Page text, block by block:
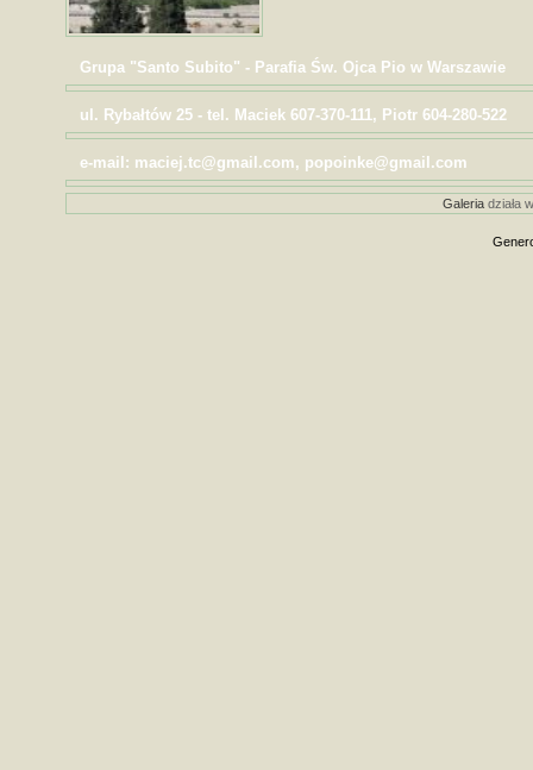
Grupa "Santo Subito" - Parafia Św. Ojca Pio w Warszawie
ul. Rybałtów 25 - tel. Maciek 607-370-111, Piotr 604-280-522
e-mail: maciej.tc@gmail.com, popoinke@gmail.com
Galeriadziała